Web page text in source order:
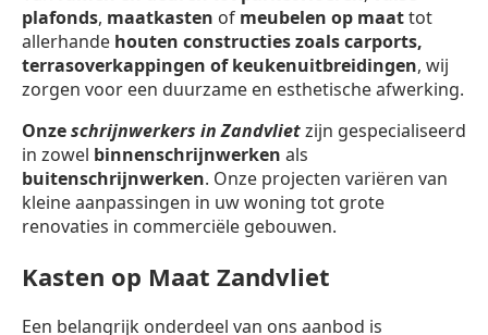
plafonds, maatkasten of meubelen op maattot
allerhande houten constructies zoals carports,
terrasoverkappingen of keukenuitbreidingen, wij
zorgen voor een duurzame en esthetische afwerking.
Onzeschrijnwerkers in Zandvlietzijn gespecialiseerd
in zowel binnenschrijnwerken als
buitenschrijnwerken. Onze projecten variëren van
kleine aanpassingen in uw woning tot grote
renovaties in commerciële gebouwen.
Kasten op Maat Zandvliet
Een belangrijk onderdeel van ons aanbod is